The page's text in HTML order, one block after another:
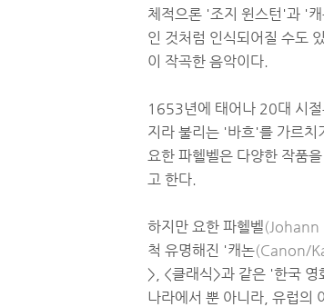
체적으론 '조지 윈스턴'과 '
인 것처럼 인식되어질 수도
이 작곡한 음악이다.
1653년에 태어나 20대 시
지라 불리는 '바흐'를 가르치
요한 파헬벨은 다양한 작품
고 한다.
하지만 요한 파헬벨(Johann
척 유명해진 '캐논(Canon/
>, <클래식>과 같은 '한국
나라에서 뿐 아니라, 유럽의